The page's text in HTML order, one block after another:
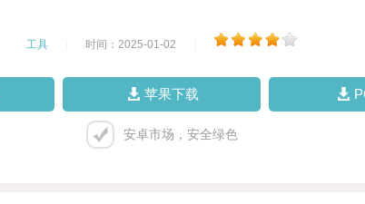
工具 时间：2025-01-02
苹果下载
安卓市场，安全绿色